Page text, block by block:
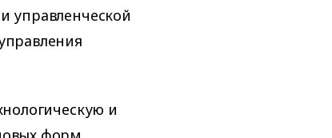
управленческой
и